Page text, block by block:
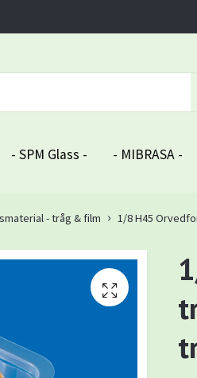
- SPM Glass - - MIBRASA -
- tråg & film 1/8 H45